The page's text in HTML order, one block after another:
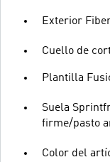
Exterior
Cuello de
Plantilla
Suela
firme/pasto
Color del